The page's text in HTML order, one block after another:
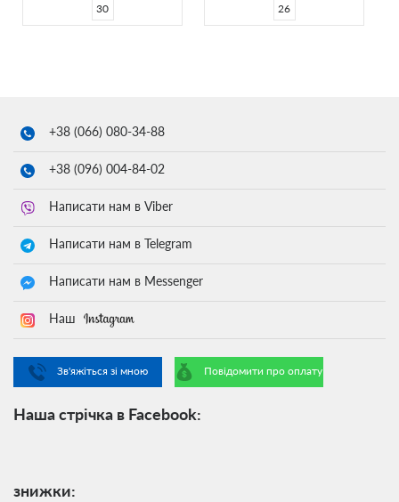
30 26
+38 (066) 080-34-88
+38 (096) 004-84-02
Написати нам в Viber
Написати нам в Telegram
Написати нам в Messenger
Наш
Зв'яжіться зі мною Повідомити про оплату
Наша стрічка в Facebook:
знижки: